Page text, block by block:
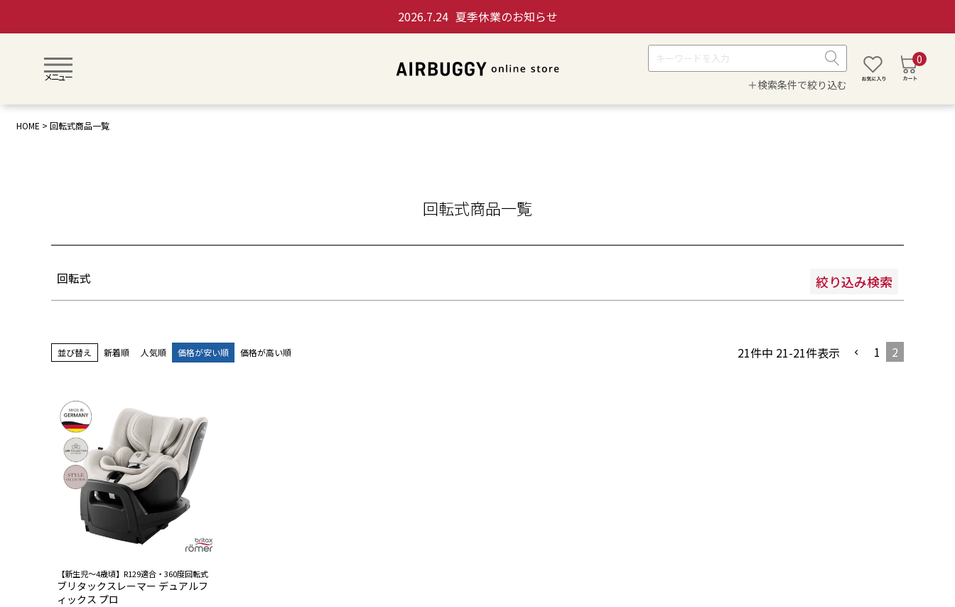
2026.7.24 夏季休業のお知らせ
＋検索条件で絞り込む
0
メニュー
HOME 回転式商品一覧
回転式商品一覧
回転式 絞り込み検索
SALE
お得セット
アウトレット
0歳〜
1歳〜 3歳〜
新着順
人気順 価格が安い順 価格が高い順
並び替え 新着順 人気順 価格が安い順 価格が高い順 21件中 21-21件表示 1 2
【新生児〜4歳頃】R129適合・360度回転式
ブリタックスレーマー デュアルフ
ィックス プロ